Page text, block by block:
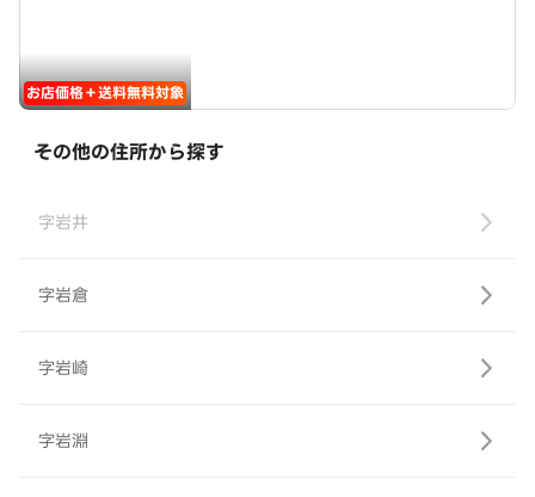
お店価格＋送料無料対象
その他の住所から探す
字岩井
字岩倉
字岩崎
字岩淵